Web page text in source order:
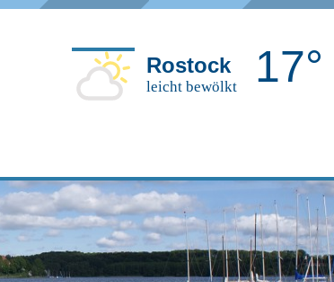
Rostock
leicht bewölkt 17°